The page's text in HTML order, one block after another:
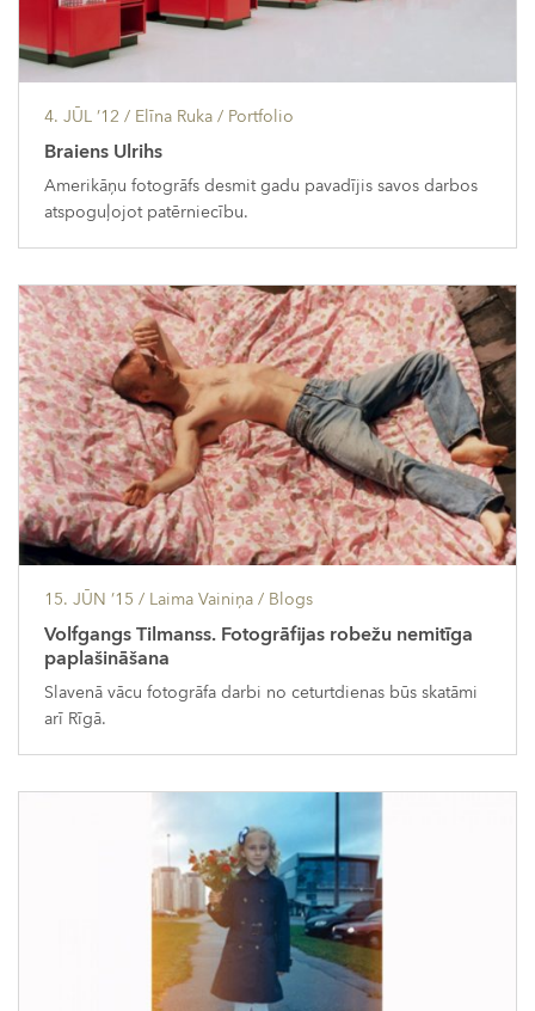
4. JŪL ’12 / Elīna Ruka / Portfolio
Braiens Ulrihs
Amerikāņu fotogrāfs desmit gadu pavadījis savos darbos
atspoguļojot patērniecību.
15. JŪN ’15 / Laima Vainiņa / Blogs
Volfgangs Tilmanss. Fotogrāfijas robežu nemitīga
paplašināšana
Slavenā vācu fotogrāfa darbi no ceturtdienas būs skatāmi
arī Rīgā.